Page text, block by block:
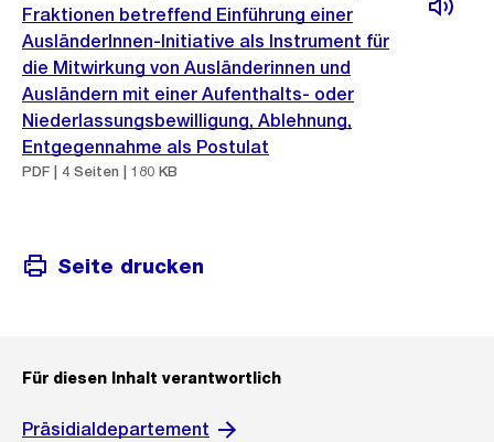
Fraktionen betreffend Einführung einer
AusländerInnen-Initiative als Instrument für
die Mitwirkung von Ausländerinnen und
Ausländern mit einer Aufenthalts- oder
Niederlassungsbewilligung, Ablehnung,
Entgegennahme als Postulat
PDF | 4 Seiten | 180 KB
Seite drucken
Für diesen Inhalt verantwortlich
Präsidialdepartement